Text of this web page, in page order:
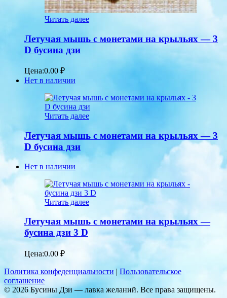
Читать далее
Летучая мышь с монетами на крыльях — 3
D бусина дзи
Цена:0.00 ₽
Нет в наличии
Читать далее
Летучая мышь с монетами на крыльях — 3
D бусина дзи
Нет в наличии
Читать далее
Летучая мышь с монетами на крыльях —
бусина дзи 3 D
Цена:0.00 ₽
Политика конфеденциальности | Пользовательское
соглашение
© 2026 Бусины Дзи — лавка желаний. Все права защищены.